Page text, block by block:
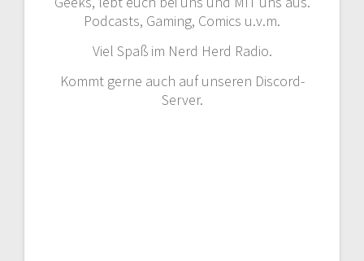
Podcasts, Gaming, Comics u.v.m.
Viel Spaß im Nerd Herd Radio.
Kommt gerne auch auf unseren Discord-
Server.